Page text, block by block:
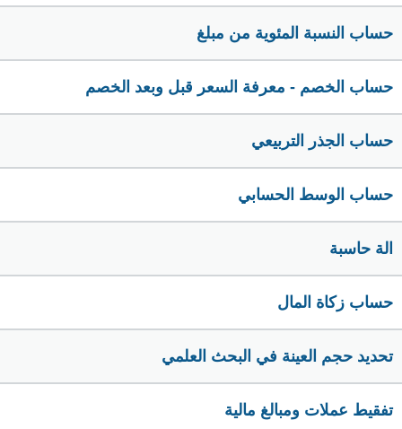
حساب النسبة المئوية من مبلغ
حساب الخصم - معرفة السعر قبل وبعد الخصم
حساب الجذر التربيعي
حساب الوسط الحسابي
الة حاسبة
حساب زكاة المال
تحديد حجم العينة في البحث العلمي
تفقيط عملات ومبالغ مالية